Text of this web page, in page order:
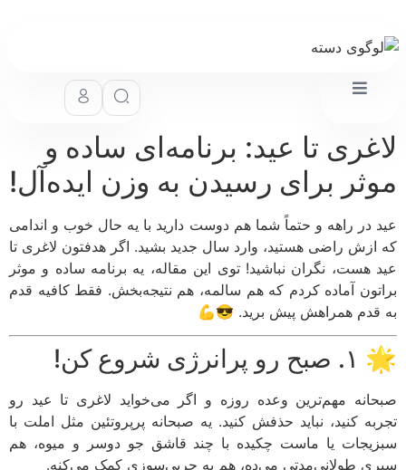
تا عید: برنامه‌ای ساده و
برای رسیدن به وزن ایده‌آل!
در راهه و حتماً شما هم دوست دارید با یه حال خوب و اندامی
راضی هستید، وارد سال جدید بشید. اگر هدفتون لاغری تا
هست، نگران نباشید! توی این مقاله، یه برنامه ساده و موثر
آماده کردم که هم سالمه، هم نتیجه‌بخش. فقط کافیه قدم
همراهش پیش برید. 😎💪
شروع کن!
مهم‌ترین وعده روزه و اگر می‌خواید لاغری تا عید رو
کنید، نباید حذفش کنید. یه صبحانه پرپروتئین مثل املت با
یا ماست چکیده با چند قاشق جو دوسر و میوه، هم
طولانی‌مدتی می‌ده، هم به چربی‌سوزی کمک می‌کنه.